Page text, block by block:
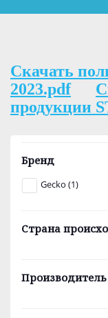
Скачать
2023.pdf
продукции
Бренд
Gecko (1)
Страна
Производитель